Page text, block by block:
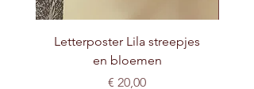
Letterposter Lila streepjes
en bloemen
Prijs
€ 20,00